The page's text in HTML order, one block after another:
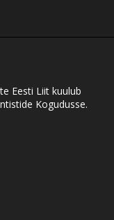
Eesti Liit kuulub
Kogudusse.